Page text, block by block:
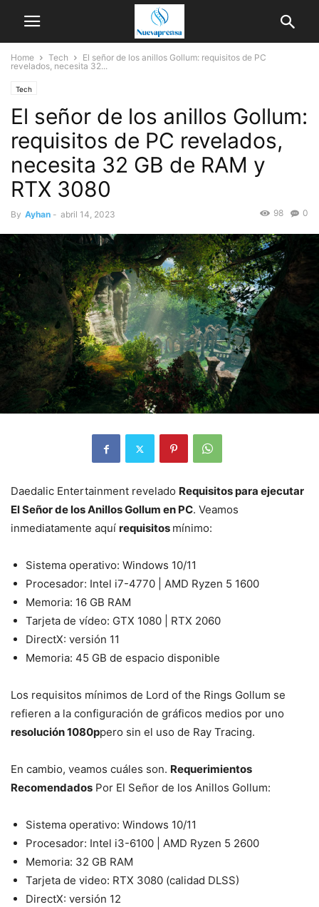
Home Tech
El señor de los anillos Gollum: requisitos de PC
revelados, necesita 32...
Tech
El señor de los anillos Gollum:
requisitos de PC revelados,
necesita 32 GB de RAM y
RTX 3080
By Ayhan - abril 14, 2023 0
98
Daedalic Entertainment revelado Requisitos para ejecutar
El Señor de los Anillos Gollum en PC. Veamos
inmediatamente aquí requisitos mínimo:
Sistema operativo: Windows 10/11
Procesador: Intel i7-4770 | AMD Ryzen 5 1600
Memoria: 16 GB RAM
Tarjeta de vídeo: GTX 1080 | RTX 2060
DirectX: versión 11
Memoria: 45 GB de espacio disponible
Los requisitos mínimos de Lord of the Rings Gollum se
refieren a la configuración de gráficos medios por uno
resolución 1080ppero sin el uso de Ray Tracing.
En cambio, veamos cuáles son. Requerimientos
Recomendados Por El Señor de los Anillos Gollum:
Sistema operativo: Windows 10/11
Procesador: Intel i3-6100 | AMD Ryzen 5 2600
Memoria: 32 GB RAM
Tarjeta de video: RTX 3080 (calidad DLSS)
DirectX: versión 12